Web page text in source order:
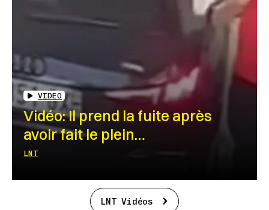
VIDEO
Vidéo: Il prend la fuite après
avoir fait le plein…
LNT
LNT Vidéos